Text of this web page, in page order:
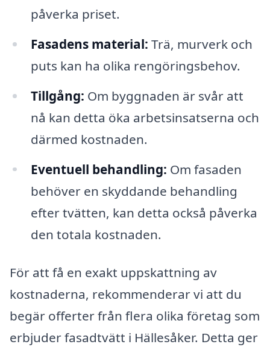
påverka priset.
Fasadens material: Trä, murverk och
puts kan ha olika rengöringsbehov.
Tillgång: Om byggnaden är svår att
nå kan detta öka arbetsinsatserna och
därmed kostnaden.
Eventuell behandling: Om fasaden
behöver en skyddande behandling
efter tvätten, kan detta också påverka
den totala kostnaden.
För att få en exakt uppskattning av
kostnaderna, rekommenderar vi att du
begär offerter från flera olika företag som
erbjuder fasadtvätt i Hällesåker. Detta ger